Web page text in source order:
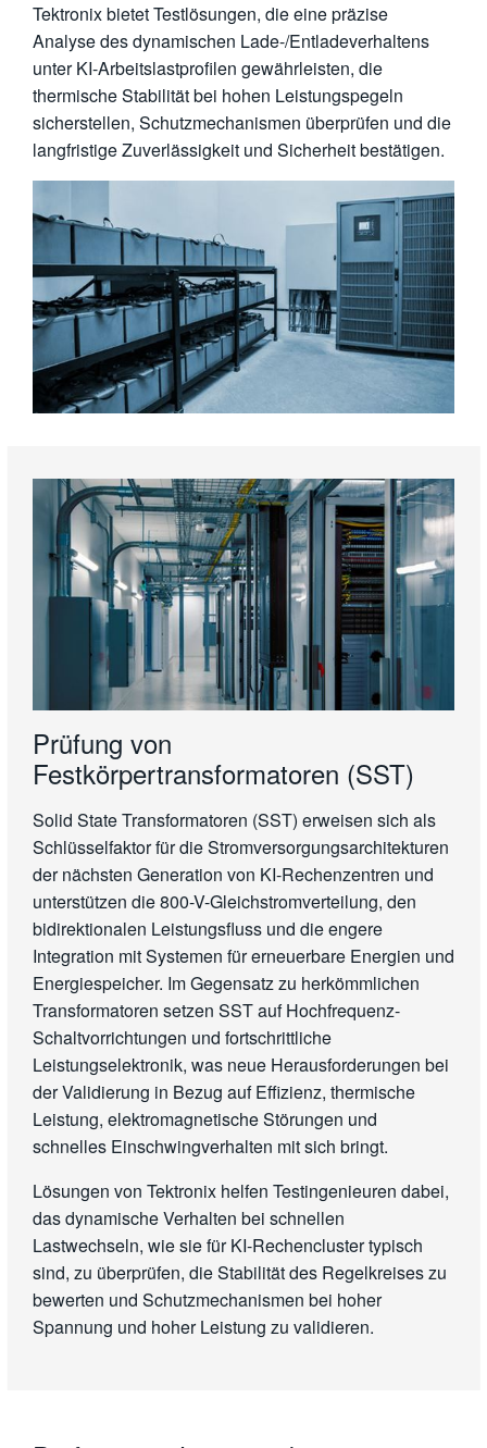
Tektronix bietet Testlösungen, die eine präzise
Analyse des dynamischen Lade-/Entladeverhaltens
unter KI-Arbeitslastprofilen gewährleisten, die
thermische Stabilität bei hohen Leistungspegeln
sicherstellen, Schutzmechanismen überprüfen und die
langfristige Zuverlässigkeit und Sicherheit bestätigen.
Prüfung von
Festkörpertransformatoren (SST)
Solid State Transformatoren (SST) erweisen sich als
Schlüsselfaktor für die Stromversorgungsarchitekturen
der nächsten Generation von KI-Rechenzentren und
unterstützen die 800-V-Gleichstromverteilung, den
bidirektionalen Leistungsfluss und die engere
Integration mit Systemen für erneuerbare Energien und
Energiespeicher. Im Gegensatz zu herkömmlichen
Transformatoren setzen SST auf Hochfrequenz-
Schaltvorrichtungen und fortschrittliche
Leistungselektronik, was neue Herausforderungen bei
der Validierung in Bezug auf Effizienz, thermische
Leistung, elektromagnetische Störungen und
schnelles Einschwingverhalten mit sich bringt.
Lösungen von Tektronix helfen Testingenieuren dabei,
das dynamische Verhalten bei schnellen
Lastwechseln, wie sie für KI-Rechencluster typisch
sind, zu überprüfen, die Stabilität des Regelkreises zu
bewerten und Schutzmechanismen bei hoher
Spannung und hoher Leistung zu validieren.